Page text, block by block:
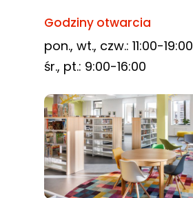
Godziny otwarcia
pon., wt., czw.: 11:00-19:00
śr., pt.: 9:00-16:00